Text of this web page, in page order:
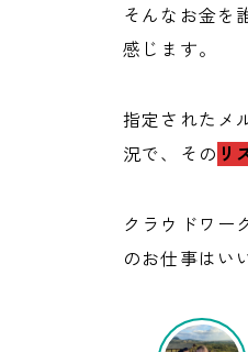
そんなお金を
感じます。
指定されたメ
況で、その リ
クラウドワー
のお仕事はい